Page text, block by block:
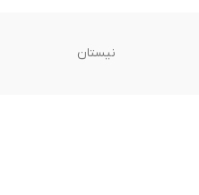
نیستان